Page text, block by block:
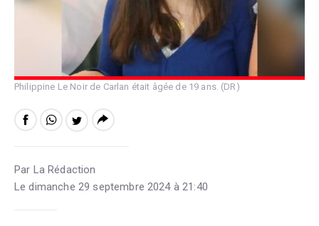
Philippine Le Noir de Carlan était âgée de 19 ans. (DR)
Par La Rédaction
Le dimanche 29 septembre 2024 à 21:40